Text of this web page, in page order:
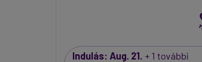
Indulás: Aug. 21. + 1 további